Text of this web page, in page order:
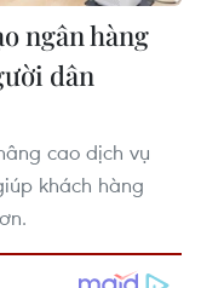
ngân hàng
dân
cao dịch vụ
khách hàng